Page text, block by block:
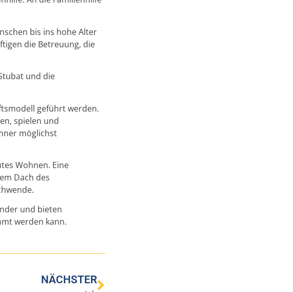
bis ins hohe Alter
die Betreuung, die
und die
geführt werden.
spielen und
möglichst
Wohnen. Eine
Dach des
und bieten
werden kann.
NÄCHSTER